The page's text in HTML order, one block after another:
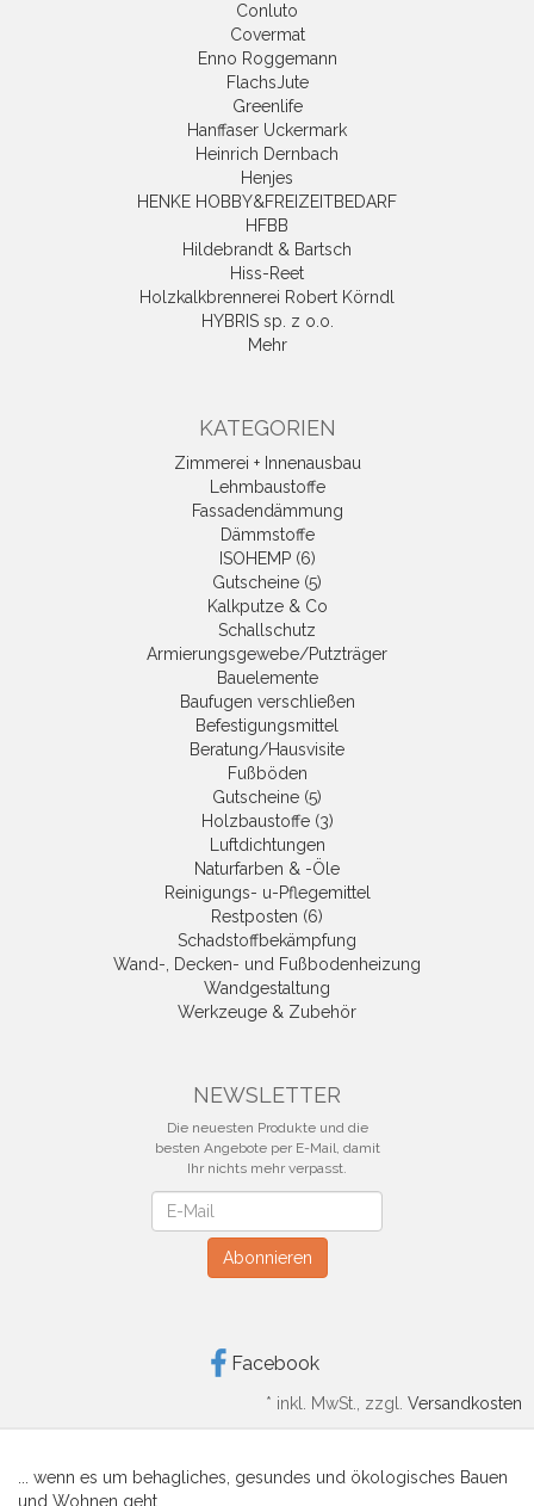
Conluto
Covermat
Enno Roggemann
FlachsJute
Greenlife
Hanffaser Uckermark
Heinrich Dernbach
Henjes
HENKE HOBBY&FREIZEITBEDARF
HFBB
Hildebrandt & Bartsch
Hiss-Reet
Holzkalkbrennerei Robert Körndl
HYBRIS sp. z o.o.
Mehr
KATEGORIEN
Zimmerei + Innenausbau
Lehmbaustoffe
Fassadendämmung
Dämmstoffe
ISOHEMP (6)
Gutscheine (5)
Kalkputze & Co
Schallschutz
Armierungsgewebe/Putzträger
Bauelemente
Baufugen verschließen
Befestigungsmittel
Beratung/Hausvisite
Fußböden
Gutscheine (5)
Holzbaustoffe (3)
Luftdichtungen
Naturfarben & -Öle
Reinigungs- u-Pflegemittel
Restposten (6)
Schadstoffbekämpfung
Wand-, Decken- und Fußbodenheizung
Wandgestaltung
Werkzeuge & Zubehör
NEWSLETTER
Die neuesten Produkte und die
besten Angebote per E-Mail, damit
Ihr nichts mehr verpasst.
Abonnieren
Facebook
* inkl. MwSt., zzgl. Versandkosten
... wenn es um behagliches, gesundes und ökologisches Bauen
und Wohnen geht.